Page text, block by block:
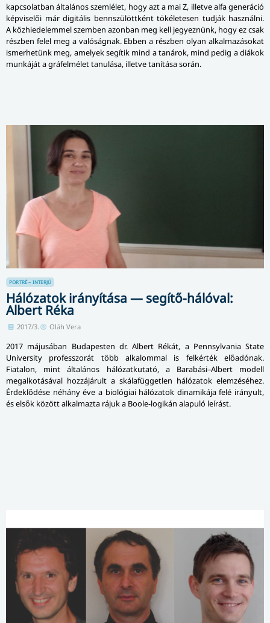
kapcsolatban általános szemlélet, hogy azt a mai Z, illetve alfa generáció
képviselői már digitális benn­szü­lött­ként tökéletesen tudják hasz­nál­ni.
A közhiedelemmel szemben azonban meg kell jegyeznünk, hogy ez csak
részben felel meg a valóságnak. Ebben a részben olyan alkalmazásokat
ismerhetünk meg, amelyek segítik mind a tanárok, mind pedig a diákok
munkáját a gráfelmélet tanulása, illetve tanítása során.
PORTRÉ – INTERJÚ
Hálózatok irányítása — segítő-hálóval:
Albert Réka
2017/3. Oláh Vera
2017 májusában Budapesten dr. Albert Rékát, a Pennsylvania State
University professzorát több alkalommal is felkérték előadónak.
Fiatalon, mint általános há­ló­zat­ku­ta­tó, a Barabási–Albert modell
megalkotásával hozzájárult a ská­la­füg­get­len hálózatok elemzéséhez.
Érdeklődése néhány éve a biológiai hálózatok dinamikája felé irányult,
és elsők között alkalmazta rájuk a Boole-logikán alapuló leírást.